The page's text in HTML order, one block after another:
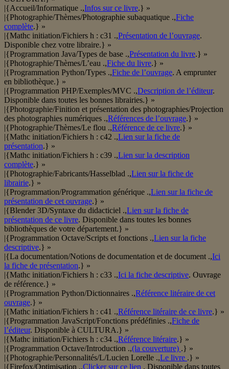
|{Accueil/Informatique .,Infos sur ce livre.} »
|{Photographie/Thèmes/Photographie subaquatique .,Fiche
complète.} »
|{Mathc initiation/Fichiers h : c31 .,Présentation de l’ouvrage.
Disponible chez votre libraire.} »
|{Programmation Java/Types de base .,Présentation du livre.} »
|{Photographie/Thèmes/L’eau .,Fiche du livre.} »
|{Programmation Python/Types .,Fiche de l’ouvrage. A emprunter
en bibliothèque.} »
|{Programmation PHP/Exemples/MVC .,Description de l’éditeur.
Disponible dans toutes les bonnes librairies.} »
|{Photographie/Finition et présentation des photographies/Projection
des photographies numériques .,Références de l’ouvrage.} »
|{Photographie/Thèmes/Le flou .,Référence de ce livre.} »
|{Mathc initiation/Fichiers h : c42 .,Lien sur la fiche de
présentation.} »
|{Mathc initiation/Fichiers h : c39 .,Lien sur la description
complète.} »
|{Photographie/Fabricants/Hasselblad .,Lien sur la fiche de
librairie.} »
|{Programmation/Programmation générique .,Lien sur la fiche de
présentation de cet ouvrage.} »
|{Blender 3D/Syntaxe du didacticiel .,Lien sur la fiche de
présentation de ce livre. Disponible dans toutes les bonnes
bibliothèques de votre département.} »
|{Programmation Octave/Scripts et fonctions .,Lien sur la fiche
descriptive.} »
|{La documentation/Notions de documentation et de document .,Ici
la fiche de présentation.} »
|{Mathc initiation/Fichiers h : c33 .,Ici la fiche descriptive. Ouvrage
de référence.} »
|{Programmation Python/Dictionnaires .,Référence litéraire de cet
ouvrage.} »
|{Mathc initiation/Fichiers h : c41 .,Référence litéraire de ce livre.} »
|{Programmation JavaScript/Fonctions prédéfinies .,Fiche de
l’éditeur. Disponible à CULTURA.} »
|{Mathc initiation/Fichiers h : c34 .,Référence litéraire.} »
|{Programmation Octave/Introduction .,(la couverture) .} »
|{Photographie/Personnalités/L/Lucien Lorelle .,Le livre .} »
|{Firefox/Optimisation .,Clicker sur ce lien . Disponible dans toutes